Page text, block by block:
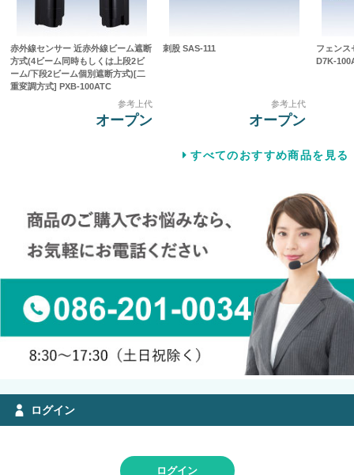
赤外線センサー 近赤外線ビーム遮断
方式(4ビーム同時もしくは上段2ビ
ーム/下段2ビーム個別遮断方式)[二
重変調方式] PXB-100ATC
参考上代
オープン
刺股 SAS-111
参考上代
オープン
フェン
D7K-
すべてのおすすめ商品を見る
ログイン
ログイン